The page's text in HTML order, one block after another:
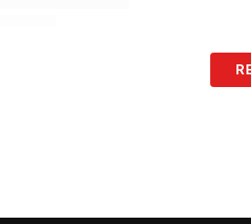
Un post condiviso da Samp News 24